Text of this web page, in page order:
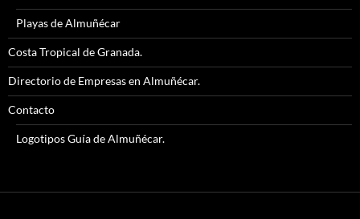
Playas de Almuñécar
Costa Tropical de Granada.
Directorio de Empresas en Almuñécar.
Contacto
Logotipos Guía de Almuñécar.